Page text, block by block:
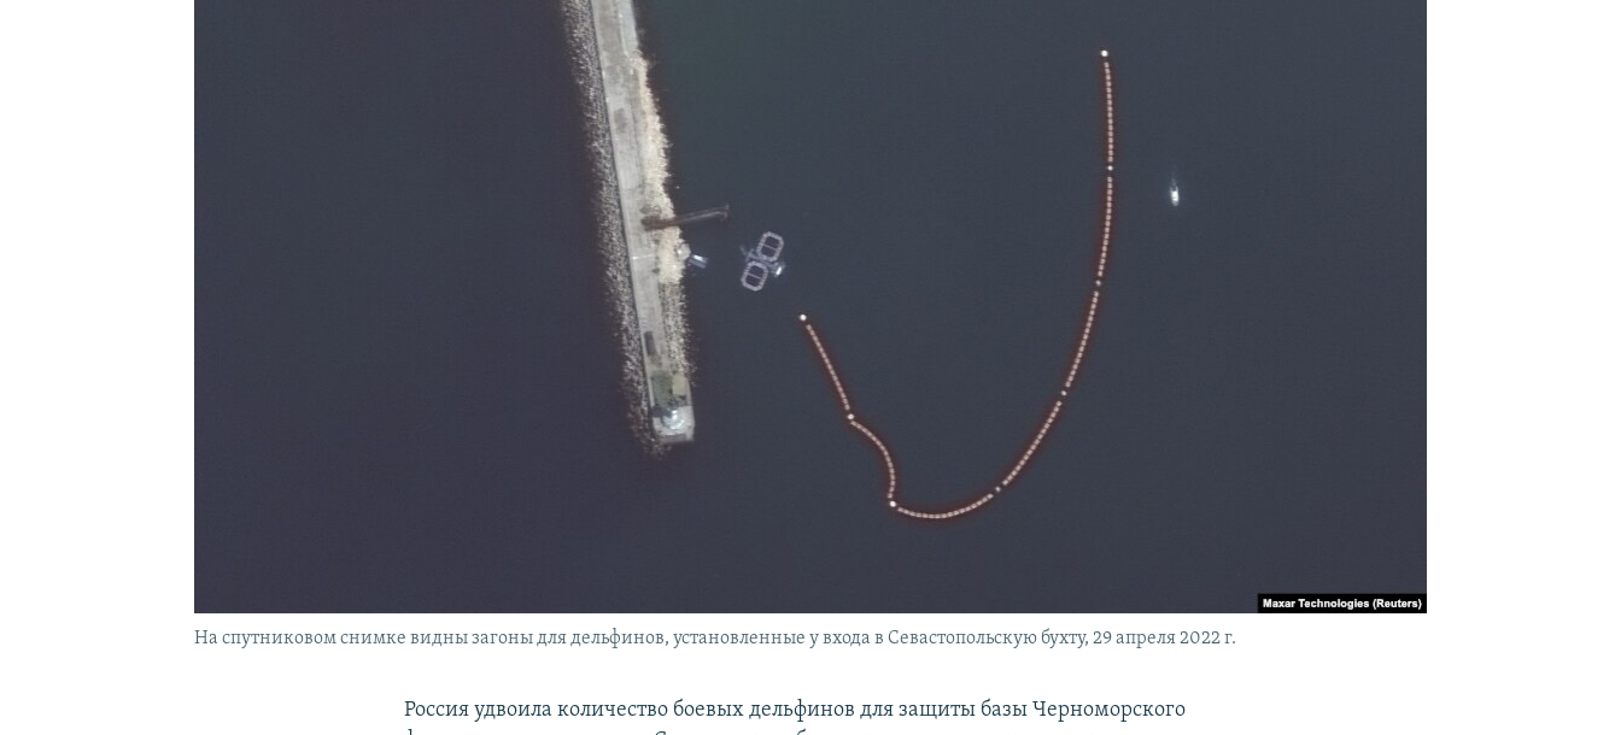
На спутниковом снимке видны загоны для дельфинов, установленные у входа в Севастопольскую бухту, 29 апреля 2022 г.
Россия удвоила количество боевых дельфинов для защиты базы Черноморского